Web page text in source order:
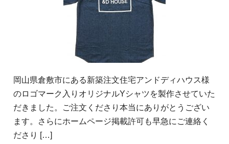
岡山県倉敷市にある新築注文住宅アンドディハウス様
のロゴマーク入りオリジナルYシャツを製作させていた
だきました。ご注文くださり本当にありがとうござい
ます。さらにホームページ掲載許可も早急にご連絡く
ださり […]